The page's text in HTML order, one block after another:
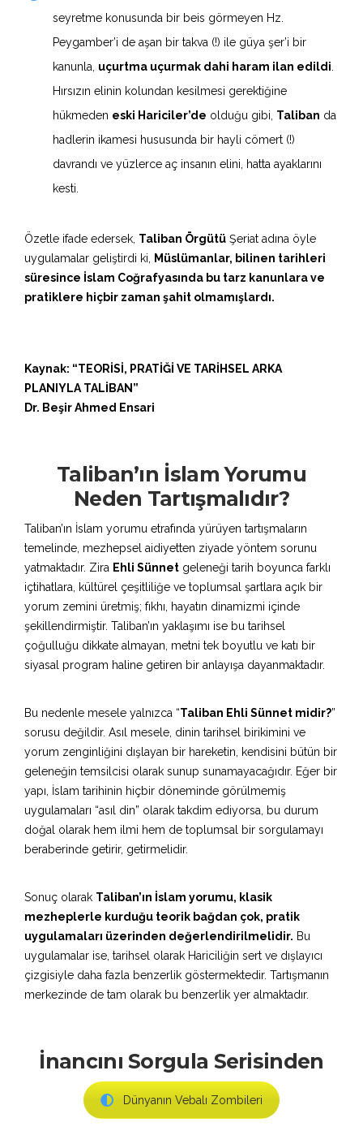
seyretme konusunda bir beis görmeyen Hz.
Peygamber’i de aşan bir takva (!) ile güya şer’i bir
kanunla, uçurtma uçurmak dahi haram ilan edildi.
Hırsızın elinin kolundan kesilmesi gerektiğine
hükmeden eski Hariciler’de olduğu gibi, Taliban da
hadlerin ikamesi hususunda bir hayli cömert (!)
davrandı ve yüzlerce aç insanın elini, hatta ayaklarını
kesti.
Özetle ifade edersek, Taliban Örgütü Şeriat adına öyle
uygulamalar geliştirdi ki, Müslümanlar, bilinen tarihleri
süresince İslam Coğrafyasında bu tarz kanunlara ve
pratiklere hiçbir zaman şahit olmamışlardı.
Kaynak: “TEORİSİ, PRATİĞİ VE TARİHSEL ARKA
PLANIYLA TALİBAN”
Dr. Beşir Ahmed Ensari
Taliban’ın İslam Yorumu
Neden Tartışmalıdır?
Taliban’ın İslam yorumu etrafında yürüyen tartışmaların
temelinde, mezhepsel aidiyetten ziyade yöntem sorunu
yatmaktadır. Zira Ehli Sünnet geleneği tarih boyunca farklı
içtihatlara, kültürel çeşitliliğe ve toplumsal şartlara açık bir
yorum zemini üretmiş; fıkhı, hayatın dinamizmi içinde
şekillendirmiştir. Taliban’ın yaklaşımı ise bu tarihsel
çoğulluğu dikkate almayan, metni tek boyutlu ve katı bir
siyasal program haline getiren bir anlayışa dayanmaktadır.
Bu nedenle mesele yalnızca “Taliban Ehli Sünnet midir?”
sorusu değildir. Asıl mesele, dinin tarihsel birikimini ve
yorum zenginliğini dışlayan bir hareketin, kendisini bütün bir
geleneğin temsilcisi olarak sunup sunamayacağıdır. Eğer bir
yapı, İslam tarihinin hiçbir döneminde görülmemiş
uygulamaları “asıl din” olarak takdim ediyorsa, bu durum
doğal olarak hem ilmi hem de toplumsal bir sorgulamayı
beraberinde getirir, getirmelidir.
Sonuç olarak Taliban’ın İslam yorumu, klasik
mezheplerle kurduğu teorik bağdan çok, pratik
uygulamaları üzerinden değerlendirilmelidir. Bu
uygulamalar ise, tarihsel olarak Hariciliğin sert ve dışlayıcı
çizgisiyle daha fazla benzerlik göstermektedir. Tartışmanın
merkezinde de tam olarak bu benzerlik yer almaktadır.
İnancını Sorgula Serisinden
Dünyanın Vebalı Zombileri